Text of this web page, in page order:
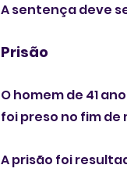
A sentença deve
Prisão
O homem de 41
foi preso no fim
A prisão foi